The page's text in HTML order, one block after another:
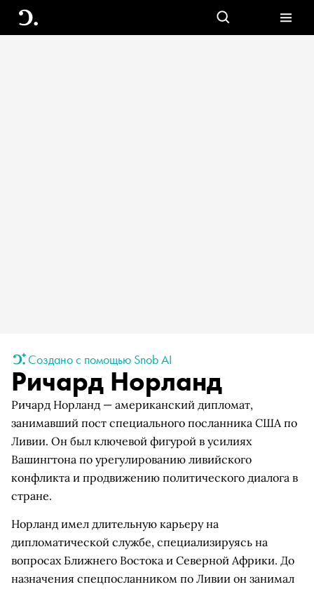
Создано с помощью Snob AI
Ричард Норланд
Ричард Норланд — американский дипломат,
занимавший пост специального посланника США по
Ливии. Он был ключевой фигурой в усилиях
Вашингтона по урегулированию ливийского
конфликта и продвижению политического диалога в
стране.
Норланд имел длительную карьеру на
дипломатической службе, специализируясь на
вопросах Ближнего Востока и Северной Африки. До
назначения спецпосланником по Ливии он занимал